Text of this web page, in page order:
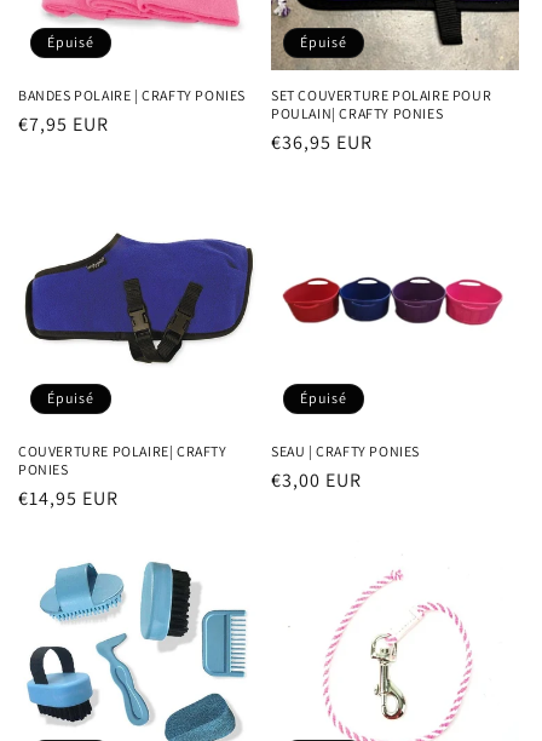
Épuisé
BANDES POLAIRE | CRAFTY PONIES
Prix
€7,95 EUR
Épuisé
SET COUVERTURE POLAIRE POUR
POULAIN| CRAFTY PONIES
Prix
€36,95 EUR
Épuisé
COUVERTURE POLAIRE| CRAFTY
PONIES
Prix
€14,95 EUR
Épuisé
SEAU | CRAFTY PONIES
Prix
€3,00 EUR